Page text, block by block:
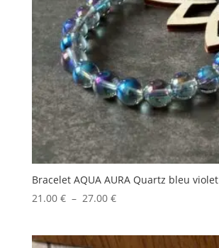
Bracelet AQUA AURA Quartz bleu violet
21.00 € – 27.00 €Plage